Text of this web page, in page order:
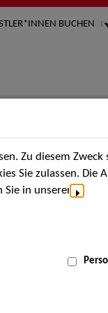
BUCHEN
Termine
MENÜ
Zu diesem Zweck
Sie zulassen. Die
in unserer